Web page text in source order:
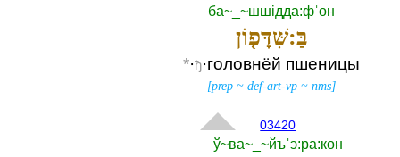
ба~_~шшiдда:фˈөн
בַּ:שִּׁדָּפ֤וֹן
*·ђ·головнёй пшеницы
[prep ~def-art-vp ~nms]
03420
ў~ва~_~йъˈэ:ра:көн